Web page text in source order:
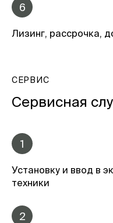
6
Лизинг, рассрочка,
СЕРВИС
Сервисная
1
Установку и ввод в
техники
2